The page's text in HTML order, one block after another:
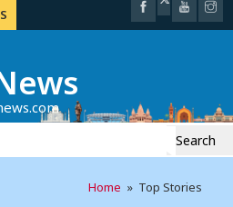
Home » Top Stories